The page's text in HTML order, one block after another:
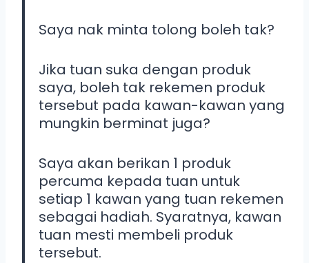
Saya nak minta tolong boleh tak?
Jika tuan suka dengan produk
saya, boleh tak rekemen produk
tersebut pada kawan-kawan yang
mungkin berminat juga?
Saya akan berikan 1 produk
percuma kepada tuan untuk
setiap 1 kawan yang tuan rekemen
sebagai hadiah. Syaratnya, kawan
tuan mesti membeli produk
tersebut.